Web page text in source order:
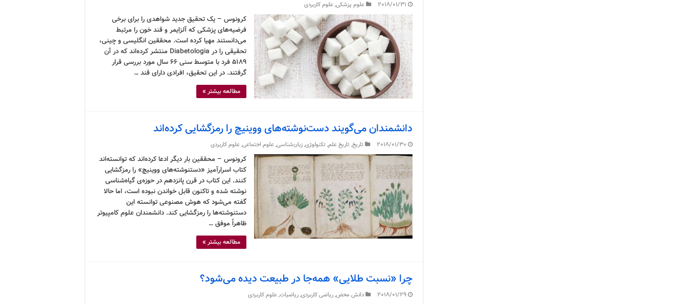
2018/01/31 علوم پزشکی,علوم کاربردی
کرونوس – یک تحقیق جدید شواهدی را برای برخی
فرضیه‌های پزشکی که آلزایمر و قند خون را مرتبط
می‌دانستند مهیا کرده است. محققین انگلیسی و چینی،
تحقیقی را در Diabetologia منتشر کرده‌اند که در آن
۵۱۸۹ فرد با متوسط سنی ۶۶ سال مورد بررسی قرار
گرفتند. در این تحقیق، افرادی دارای قند …
مطالعه بیشتر »
دانشمندان می‌گویند دست‌نوشته‌های ووینیچ را رمزگشایی کرده‌اند
2018/01/30 تاریخ, تاریخ علم, تکنولوژی,زبان‌شناسی,علوم اجتماعی,علوم کاربردی
کرونوس – محققین بار دیگر ادعا کرده‌اند که توانسته‌اند
کتاب اسرارآمیز «دستنوشته‌های ووینیچ» را رمزگشایی
کنند. این کتاب در قرن پانزدهم در حوزه‌ی گیاه‌شناسی
نوشته شده و تاکنون قابل خواندن نبوده است، اما حالا
گفته می‌شود که هوش مصنوعی توانسته این
دستنوشته‌ها را رمزگشایی کند. دانشمندان علوم کامپیوتر
ظاهراً موفق …
مطالعه بیشتر »
چرا «نسبت طلایی» همه‌جا در طبیعت دیده می‌شود؟
2018/01/29 دانش محض,ریاضی کاربردی,ریاضیات,علوم کاربردی